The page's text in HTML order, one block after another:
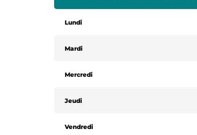
Lundi
Mardi
Mercredi
Jeudi
Vendredi
Lundi
Mardi
Jeudi
Vendredi
Samedi